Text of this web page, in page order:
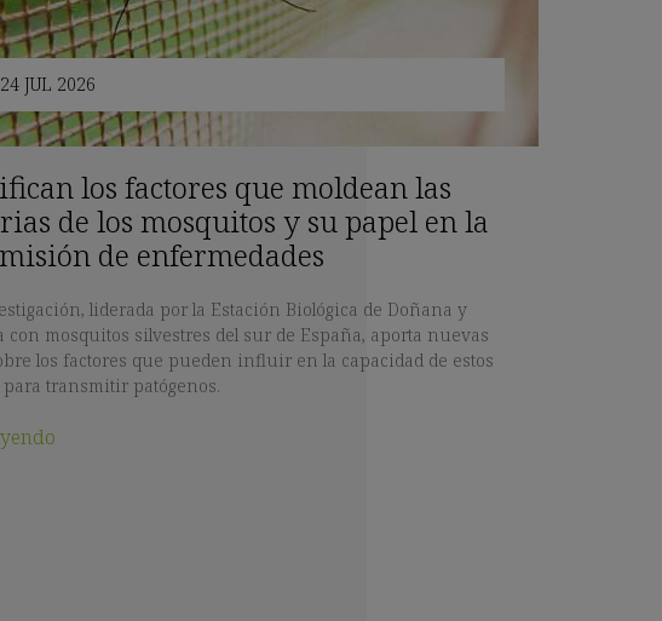
24 JUL 2026
los factores que moldean las
de los mosquitos y su papel en la
de enfermedades
liderada por la Estación Biológica de Doñana y
con mosquitos silvestres del sur de España, aporta nuevas
los factores que pueden influir en la capacidad de estos
transmitir patógenos.